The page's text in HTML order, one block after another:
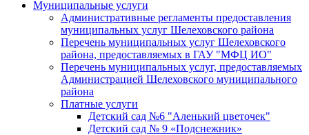
Муниципальные услуги
Административные регламенты предоставления
муниципальных услуг Шелеховского района
Перечень муниципальных услуг Шелеховского
района, предоставляемых в ГАУ "МФЦ ИО"
Перечень муниципальных услуг, предоставляемых
Администрацией Шелеховского муниципального
района
Платные услуги
Детский сад №6 "Аленький цветочек"
Детский сад № 9 «Подснежник»